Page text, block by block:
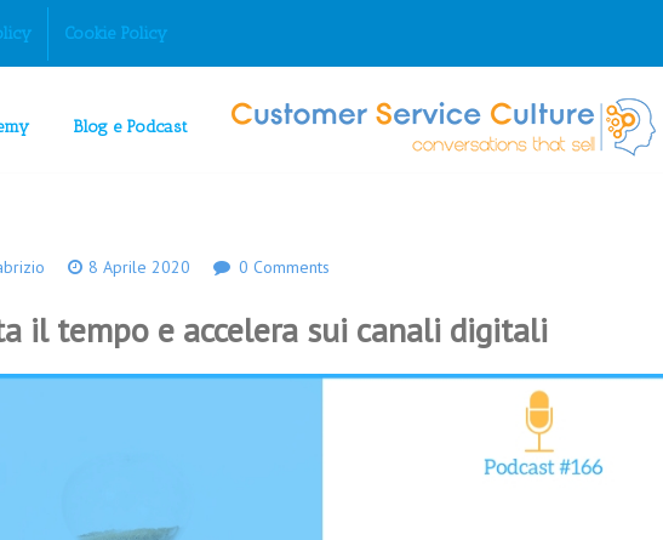
Cookie Policy
Blog e Podcast
8 Aprile 2020 0 Comments
il tempo e accelera sui canali digitali